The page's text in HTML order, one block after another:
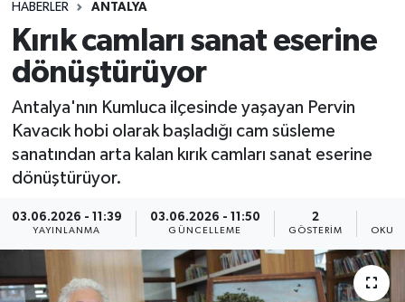
HABERLER ANTALYA
Kırık camları sanat eserine
dönüştürüyor
Antalya'nın Kumluca ilçesinde yaşayan Pervin
Kavacık hobi olarak başladığı cam süsleme
sanatından arta kalan kırık camları sanat eserine
dönüştürüyor.
03.06.2026 - 11:39
YAYINLANMA
03.06.2026 - 11:50
GÜNCELLEME
2
GÖSTERIM